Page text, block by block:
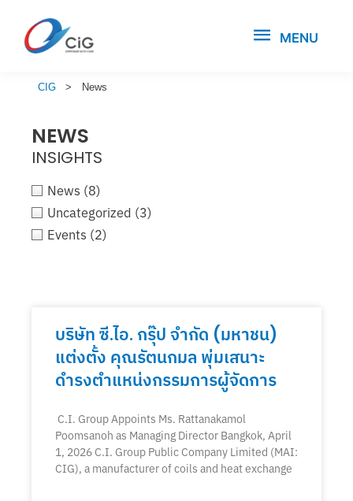
MENU
CIG > News
NEWS
INSIGHTS
News (8)
Uncategorized (3)
Events (2)
บริษัท ซี.ไอ. กรุ๊ป จำกัด (มหาชน)
แต่งตั้ง คุณรัตนกมล พุ่มเสนาะ
ดำรงตำแหน่งกรรมการผู้จัดการ
C.I. Group Appoints Ms. Rattanakamol
Poomsanoh as Managing Director Bangkok, April
1, 2026 C.I. Group Public Company Limited (MAI:
CIG), a manufacturer of coils and heat exchange